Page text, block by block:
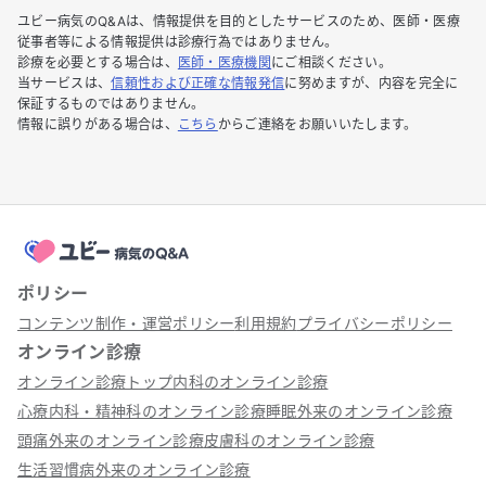
ユビー病気のQ&Aは、情報提供を目的としたサービスのため、医師・医療
従事者等による情報提供は診療行為ではありません。
診療を必要とする場合は、
医師・医療機関 にご相談ください。
当サービスは、信頼性および正確な情報発信に努めますが、内容を完全に
保証するものではありません。
情報に誤りがある場合は、
こちら からご連絡をお願いいたします。
ポリシー
コンテンツ制作・運営ポリシー利用規約プライバシーポリシー
オンライン診療
オンライン診療トップ内科のオンライン診療
心療内科・精神科のオンライン診療睡眠外来のオンライン診療
頭痛外来のオンライン診療皮膚科のオンライン診療
生活習慣病外来のオンライン診療